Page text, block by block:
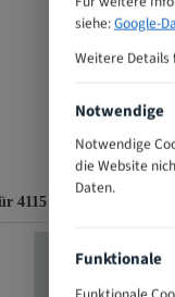
mm Bi-Metall
siehe:Google-
Weitere Details
Notwendige
Notwendige
die Website
Daten.
Funktionale